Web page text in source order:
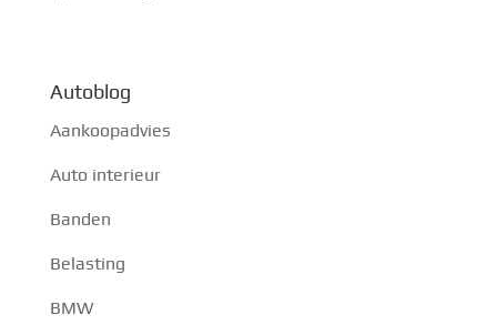
Autoblog
Aankoopadvies
Auto interieur
Banden
Belasting
BMW